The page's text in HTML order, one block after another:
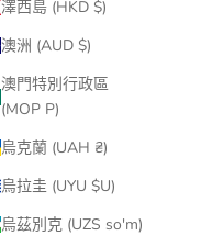
澤西島 (HKD $)
澳洲 (AUD $)
澳門特別行政區
(MOP P)
烏克蘭 (UAH ₴)
烏拉圭 (UYU $U)
烏茲別克 (UZS so'm)